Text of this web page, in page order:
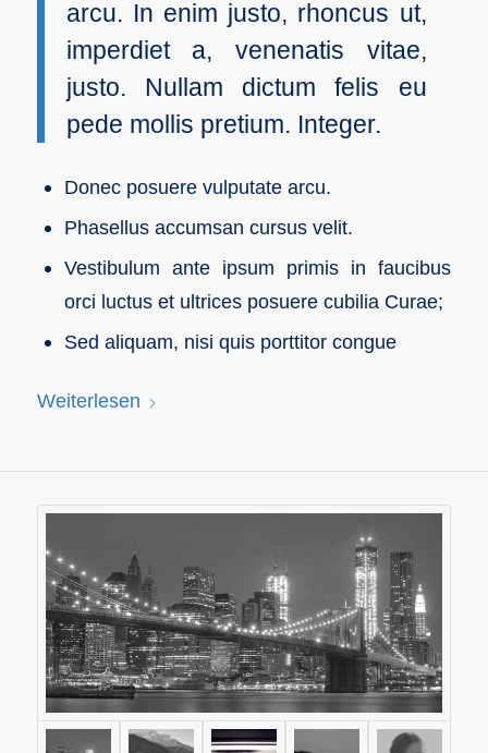
arcu. In enim justo, rhoncus ut,
imperdiet a, venenatis vitae,
justo. Nullam dictum felis eu
pede mollis pretium. Integer.
Donec posuere vulputate arcu.
Phasellus accumsan cursus velit.
Vestibulum ante ipsum primis in faucibus
orci luctus et ultrices posuere cubilia Curae;
Sed aliquam, nisi quis porttitor congue
Weiterlesen